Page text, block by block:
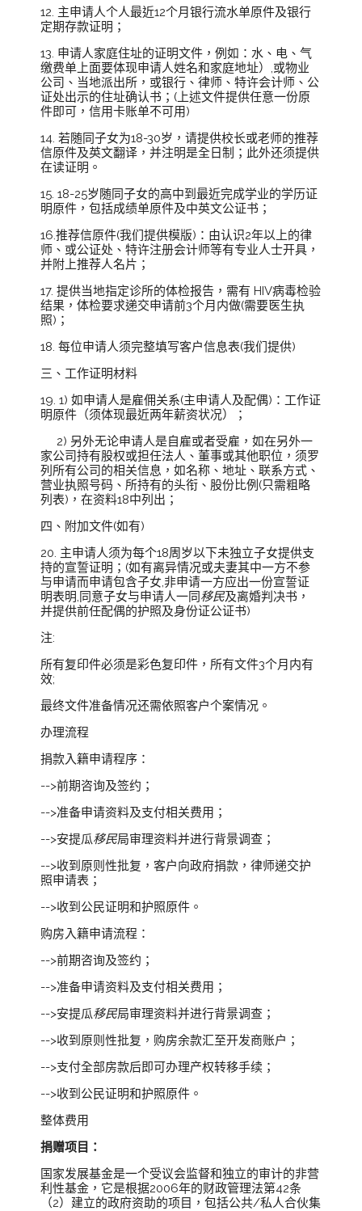
12. 主申请人个人最近12个月银行流水单原件及银行
定期存款证明；
13. 申请人家庭住址的证明文件，例如：水、电、气
缴费单上面要体现申请人姓名和家庭地址）,或物业
公司、当地派出所，或银行、律师、特许会计师、公
证处出示的住址确认书；(上述文件提供任意一份原
件即可，信用卡账单不可用)
14. 若随同子女为18-30岁，请提供校长或老师的推荐
信原件及英文翻译，并注明是全日制；此外还须提供
在读证明。
15. 18-25岁随同子女的高中到最近完成学业的学历证
明原件，包括成绩单原件及中英文公证书；
16.推荐信原件(我们提供模版)：由认识2年以上的律
师、或公证处、特许注册会计师等有专业人士开具，
并附上推荐人名片；
17. 提供当地指定诊所的体检报告，需有 HIV病毒检验
结果，体检要求递交申请前3个月内做(需要医生执
照)；
18. 每位申请人须完整填写客户信息表(我们提供)
三、工作证明材料
19. 1) 如申请人是雇佣关系(主申请人及配偶)：工作证
明原件（须体现最近两年薪资状况）；
2) 另外无论申请人是自雇或者受雇，如在另外一
家公司持有股权或担任法人、董事或其他职位，须罗
列所有公司的相关信息，如名称、地址、联系方式、
营业执照号码、所持有的头衔、股份比例(只需粗略
列表)，在资料18中列出；
四、附加文件(如有)
20. 主申请人须为每个18周岁以下未独立子女提供支
持的宣誓证明；(如有离异情况或夫妻其中一方不参
与申请而申请包含子女,非申请一方应出一份宣誓证
明表明,同意子女与申请人一同移民及离婚判决书，
并提供前任配偶的护照及身份证公证书)
注:
所有复印件必须是彩色复印件，所有文件3个月内有
效;
最终文件准备情况还需依照客户个案情况。
办理流程
捐款入籍申请程序：
-->前期咨询及签约；
-->准备申请资料及支付相关费用；
-->安提瓜移民局审理资料并进行背景调查；
-->收到原则性批复，客户向政府捐款，律师递交护
照申请表；
-->收到公民证明和护照原件。
购房入籍申请流程：
-->前期咨询及签约；
-->准备申请资料及支付相关费用；
-->安提瓜移民局审理资料并进行背景调查；
-->收到原则性批复，购房余款汇至开发商账户；
-->支付全部房款后即可办理产权转移手续；
-->收到公民证明和护照原件。
整体费用
捐赠项目：
国家发展基金是一个受议会监督和独立的审计的非营
利性基金，它是根据2006年的财政管理法第42条
（2）建立的政府资助的项目，包括公共/私人合伙集